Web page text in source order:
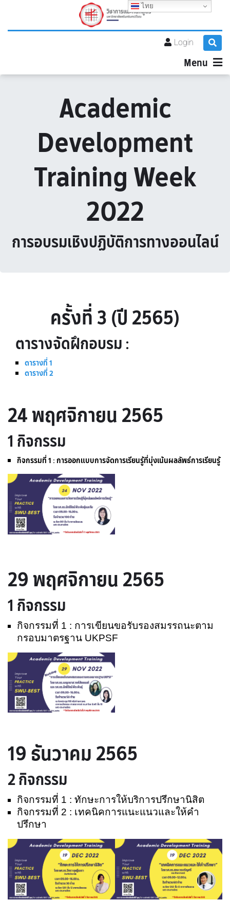
Login
Menu
Academic
Development
Training Week
2022
การอบรมเชิงปฏิบัติการทางออนไลน์
ครั้งที่ 3 (ปี 2565)
ตารางจัดฝึกอบรม :
ตารางที่ 1
ตารางที่ 2
24 พฤศจิกายน 2565
1 กิจกรรม
กิจกรรมที่ 1 : การออกแบบการจัดการเรียนรู้ที่มุ่งเน้นผลลัพธ์การเรียนรู้
29 พฤศจิกายน 2565
1 กิจกรรม
กิจกรรมที่ 1 : การเขียนขอรับรองสมรรถนะตาม
กรอบมาตรฐาน UKPSF
19 ธันวาคม 2565
2 กิจกรรม
กิจกรรมที่ 1 : ทักษะการให้บริการปรึกษานิสิต
กิจกรรมที่ 2 : เทคนิคการแนะแนวและให้คำ
ปรึกษา
ไทย